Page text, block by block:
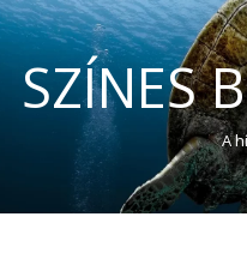
SZÍNES
A